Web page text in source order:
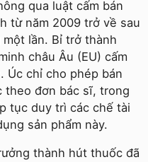
qua luật cấm bán
từ năm 2009 trở về sau
lần. Bỉ trở thành
châu Âu (EU) cấm
Úc chỉ cho phép bán
theo đơn bác sĩ, trong
tục duy trì các chế tài
sản phẩm này.
thành hút thuốc đã